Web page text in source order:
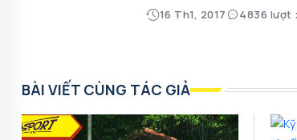
16 Th1, 2017 4836 lượt
BÀI VIẾT CÙNG TÁC GIẢ